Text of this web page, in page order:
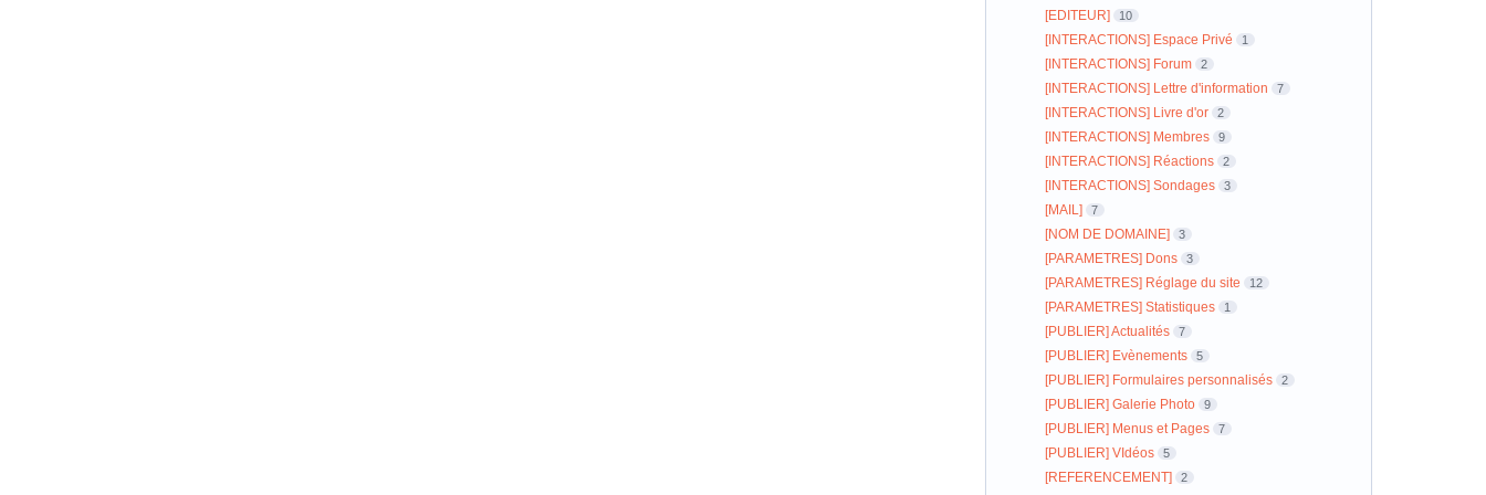
[EDITEUR] 10
[INTERACTIONS] Espace Privé 1
[INTERACTIONS] Forum 2
[INTERACTIONS] Lettre d'information 7
[INTERACTIONS] Livre d'or 2
[INTERACTIONS] Membres 9
[INTERACTIONS] Réactions 2
[INTERACTIONS] Sondages 3
[MAIL] 7
[NOM DE DOMAINE] 3
[PARAMETRES] Dons 3
[PARAMETRES] Réglage du site 12
[PARAMETRES] Statistiques 1
[PUBLIER] Actualités 7
[PUBLIER] Evènements 5
[PUBLIER] Formulaires personnalisés 2
[PUBLIER] Galerie Photo 9
[PUBLIER] Menus et Pages 7
[PUBLIER] VIdéos 5
[REFERENCEMENT] 2